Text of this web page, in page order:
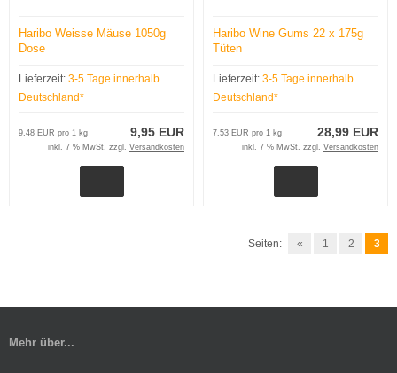
Haribo Weisse Mäuse 1050g
Dose
Lieferzeit: 3-5 Tage innerhalb
Deutschland*
9,95 EUR
9,48 EUR pro 1 kg
inkl. 7 % MwSt. zzgl. Versandkosten
Haribo Wine Gums 22 x 175g
Tüten
Lieferzeit: 3-5 Tage innerhalb
Deutschland*
28,99 EUR
7,53 EUR pro 1 kg
inkl. 7 % MwSt. zzgl. Versandkosten
Seiten: « 1 2 3
Mehr über...